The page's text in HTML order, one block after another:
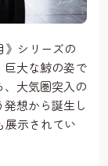
》シリーズの
巨大な鯨の姿で
大気圏突入の
想から誕生し
展示されてい